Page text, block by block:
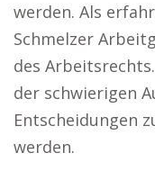
werden. Als
Schmelzer
des
der schwierigen
Entscheidungen
werden.